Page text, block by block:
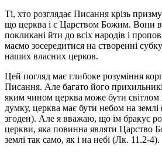
Ті, хто розглядає Писання крізь
що церква і є Царством Божим. Вони
покликані йти до всіх народів і
маємо зосередитися на створенні
наших власних церков.
Цей погляд має глибоке розуміння
Писання. Але багато його
яким чином церква може бути світлом
думку, церква має бути небом на
згоден). Але я вважаю, що їм бракує
церкви, яка повинна являти Царство
землі так само, як і на небі (Лк. 11.2-4).